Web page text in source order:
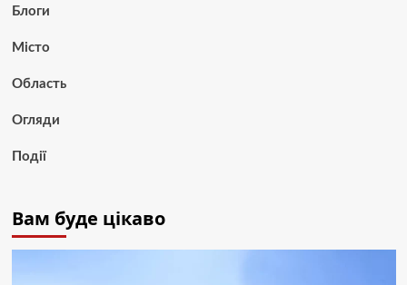
Блоги
Місто
Область
Огляди
Події
Вам буде цікаво